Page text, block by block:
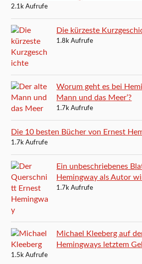
2.1k Aufrufe
Die kürzeste
1.8k Aufrufe
Worum geht es bei
Mann und das Meer‘?
1.7k Aufrufe
Die 10 besten Bücher von Ernest
1.7k Aufrufe
Ein unbeschriebenes
Hemingway als Autor
1.7k Aufrufe
Michael Kleeberg auf
Hemingways letztem
1.5k Aufrufe